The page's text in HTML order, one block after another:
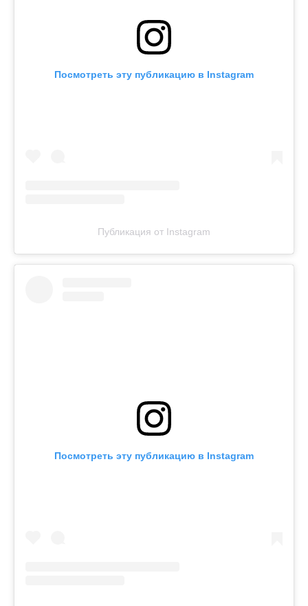
Посмотреть эту публикацию в Instagram
Публикация от Instagram
Посмотреть эту публикацию в Instagram